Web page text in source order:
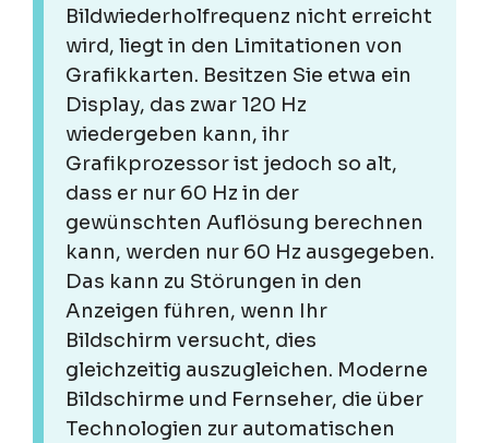
Bildwiederholfrequenz nicht erreicht
wird, liegt in den Limitationen von
Grafikkarten. Besitzen Sie etwa ein
Display, das zwar 120 Hz
wiedergeben kann, ihr
Grafikprozessor ist jedoch so alt,
dass er nur 60 Hz in der
gewünschten Auflösung berechnen
kann, werden nur 60 Hz ausgegeben.
Das kann zu Störungen in den
Anzeigen führen, wenn Ihr
Bildschirm versucht, dies
gleichzeitig auszugleichen. Moderne
Bildschirme und Fernseher, die über
Technologien zur automatischen